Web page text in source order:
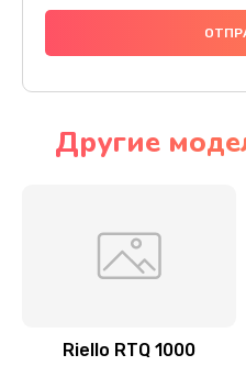
Другие
Riello RTQ 1000